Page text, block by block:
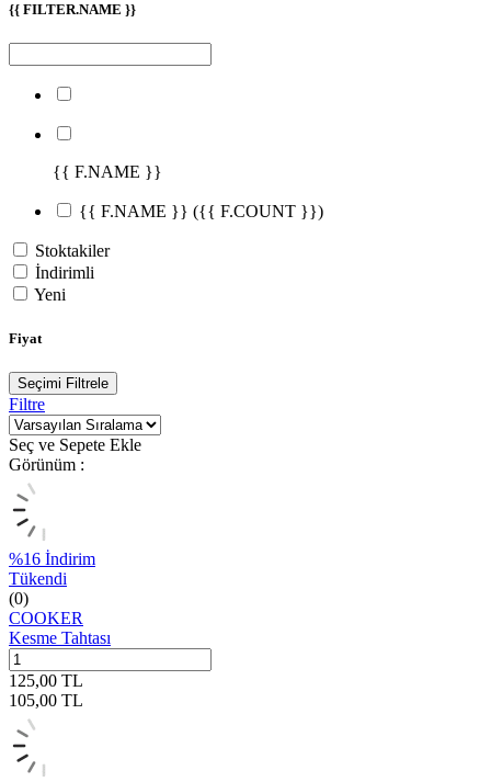
{{ FILTER.NAME }}
{{ F.NAME }}
{{ F.NAME }} ({{ F.COUNT }})
Stoktakiler
İndirimli
Yeni
Fiyat
Seçimi Filtrele
Filtre
Seç ve Sepete Ekle
Görünüm :
%16 İndirim
Tükendi
(0)
COOKER
Kesme Tahtası
125,00 TL
105,00 TL